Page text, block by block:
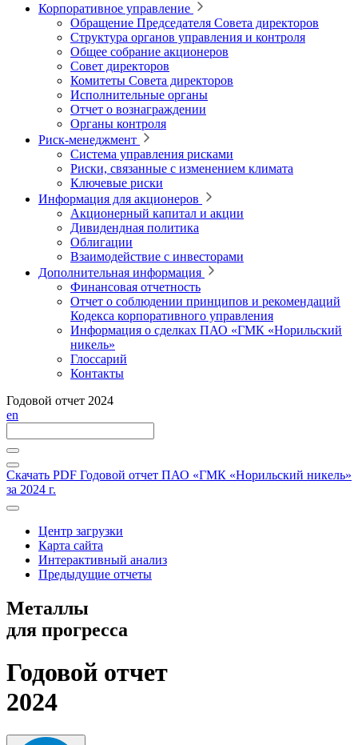
Корпоративное управление
Обращение Председателя Совета директоров
Структура органов управления и контроля
Общее собрание акционеров
Совет директоров
Комитеты Совета директоров
Исполнительные органы
Отчет о вознаграждении
Органы контроля
Риск-менеджмент
Система управления рисками
Риски, связанные с изменением климата
Ключевые риски
Информация для акционеров
Акционерный капитал и акции
Дивидендная политика
Облигации
Взаимодействие с инвесторами
Дополнительная информация
Финансовая отчетность
Отчет о соблюдении принципов и рекомендаций
Кодекса корпоративного управления
Информация о сделках ПАО «ГМК «Норильский
никель»
Глоссарий
Контакты
Годовой отчет 2024
en
Скачать PDF Годовой отчет ПАО «ГМК «Норильский никель»
за 2024 г.
Центр загрузки
Карта сайта
Интерактивный анализ
Предыдущие отчеты
Металлы
для прогресса
Годовой отчет
2024